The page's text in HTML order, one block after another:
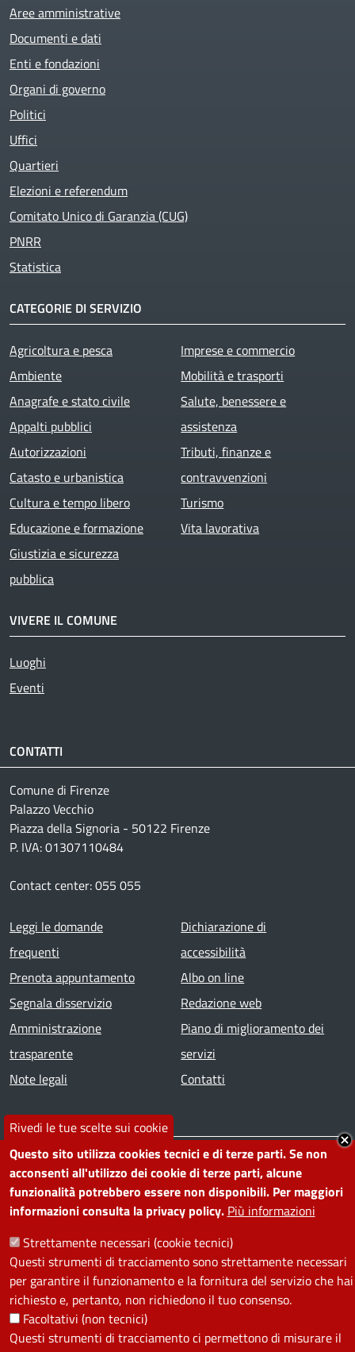
Rivedi le tue scelte sui cookie
Questo sito utilizza cookies tecnici e di terze parti. Se non
acconsenti all'utilizzo dei cookie di terze parti, alcune
funzionalità potrebbero essere non disponibili. Per maggiori
informazioni consulta la privacy policy. Più informazioni
Strettamente necessari (cookie tecnici)
Questi strumenti di tracciamento sono strettamente necessari
per garantire il funzionamento e la fornitura del servizio che hai
richiesto e, pertanto, non richiedono il tuo consenso.
Facoltativi (non tecnici)
Questi strumenti di tracciamento ci permettono di misurare il
Aree amministrative
Documenti e dati
Enti e fondazioni
Organi di governo
Politici
Uffici
Quartieri
Elezioni e referendum
Comitato Unico di Garanzia (CUG)
PNRR
Statistica
CATEGORIE DI SERVIZIO
Agricoltura e pesca
Ambiente
Anagrafe e stato civile
Appalti pubblici
Autorizzazioni
Catasto e urbanistica
Cultura e tempo libero
Educazione e formazione
Giustizia e sicurezza
pubblica
Imprese e commercio
Mobilità e trasporti
Salute, benessere e
assistenza
Tributi, finanze e
contravvenzioni
Turismo
Vita lavorativa
VIVERE IL COMUNE
Luoghi
Eventi
CONTATTI
Comune di Firenze
Palazzo Vecchio
Piazza della Signoria - 50122 Firenze
P. IVA: 01307110484
Contact center: 055 055
Footer menu
Leggi le domande
frequenti
Prenota appuntamento
Segnala disservizio
Amministrazione
trasparente
Note legali
Dichiarazione di
accessibilità
Albo on line
Redazione web
Piano di miglioramento dei
servizi
Contatti
SEGUICI SU
Facebook
Instagram
YouTube
Telegram
WhatsApp
TwitterLinkedin
PRIVACY
Useful links section
La Privacy nel Comune
PRIVACY